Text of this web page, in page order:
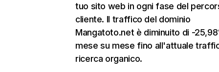
tuo sito web in ogni fase del
cliente. Il traffico del dominio
Mangatoto.net è diminuito di -
mese su mese fino all'attuale
ricerca organico.